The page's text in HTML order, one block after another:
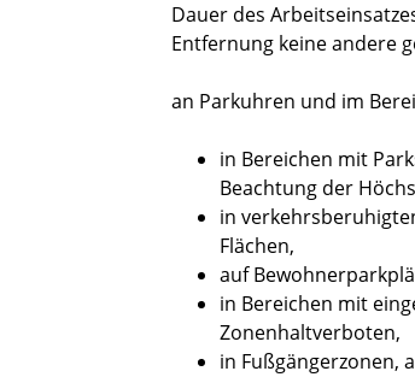
Dauer des
Entfernung keine andere
an Parkuhren und im
in Bereichen mit
Beachtung der
in
Flächen,
auf
in Bereichen mit
Zonenhaltverboten,
in Fußgängerzonen,